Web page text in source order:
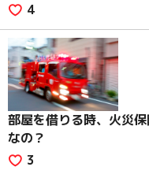
4
部屋を借りる時、火災
なの？
3